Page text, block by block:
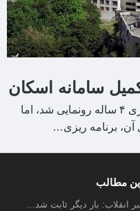
سامانه اسکان
اگرچه سامانه املاک و اسکان با تأخیری ۴ ساله رونمایی شد، اما
برنامه ریزی…
مطالب
انقلاب: بار دیگر ثابت شد…